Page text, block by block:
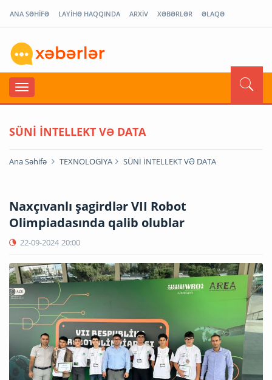
ANA SƏHİFƏ LAYİHƏ HAQQINDA ARXİV XƏBƏRLƏR ƏLAQƏ
SÜNİ İNTELLEKT VƏ DATA
Ana Səhifə TEXNOLOGİYA SÜNİ İNTELLEKT VƏ DATA
Naxçıvanlı şagirdlər VII Robot
Olimpiadasında qalib olublar
22-09-2024 20:00